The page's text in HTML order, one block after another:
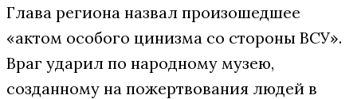
Глава региона назвал произошедшее
«актом особого цинизма со стороны ВСУ».
Враг ударил по народному музею,
созданному на пожертвования людей в